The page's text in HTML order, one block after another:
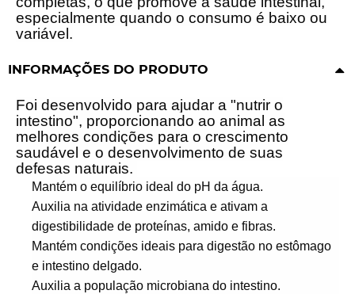
especialmente quando o consumo é baixo ou
variável.
INFORMAÇÕES DO PRODUTO
Foi desenvolvido para ajudar a "nutrir o
intestino", proporcionando ao animal as
melhores condições para o crescimento
saudável e o desenvolvimento de suas
defesas naturais.
Mantém o equilíbrio ideal do pH da água.
Auxilia na atividade enzimática e ativam a
digestibilidade de proteínas, amido e fibras.
Mantém condições ideais para digestão no estômago
e intestino delgado.
Auxilia a população microbiana do intestino.